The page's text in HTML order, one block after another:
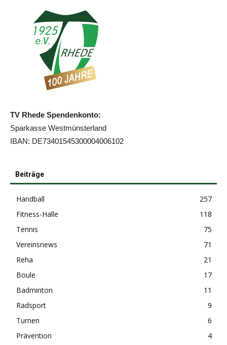
TV Rhede Spendenkonto:
Sparkasse Westmünsterland
IBAN: DE73401545300004006102
Beiträge
Handball
257
Fitness-Halle
118
Tennis
75
Vereinsnews
71
Reha
21
Boule
17
Badminton
11
Radsport
9
Turnen
6
Prävention
4